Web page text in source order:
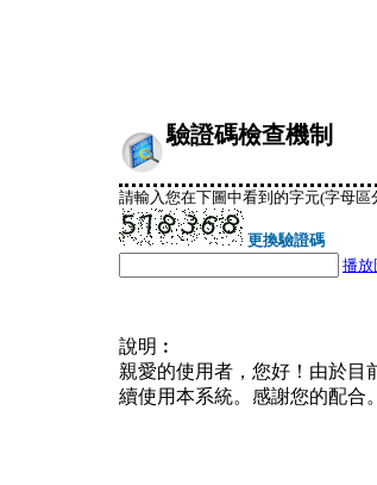
驗證碼檢查機制
請輸入您在下圖中看到的字元(字母區
更換驗證碼
播放
說明︰
親愛的使用者，您好！由於目
續使用本系統。感謝您的配合。